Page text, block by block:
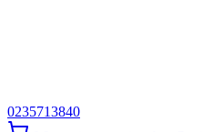
0235713840